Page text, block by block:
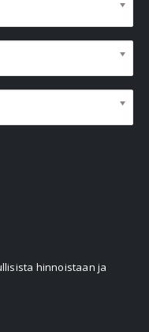
hinnoistaan ja